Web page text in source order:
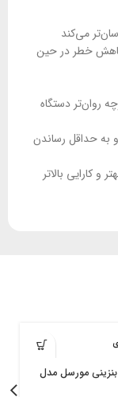
می‌کند
کاهش خطر در حین
روان‌تر دستگاه
حداقل رساندن
کارایی بالاتر
مورسل مدل